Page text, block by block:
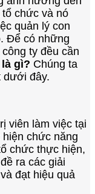
chức và nó
quản lý con
Để có những
ty đều cần
gì? Chúng ta
dưới đây.
viên làm việc tại
chức năng
chức thực hiện,
ra các giải
đạt hiệu quả